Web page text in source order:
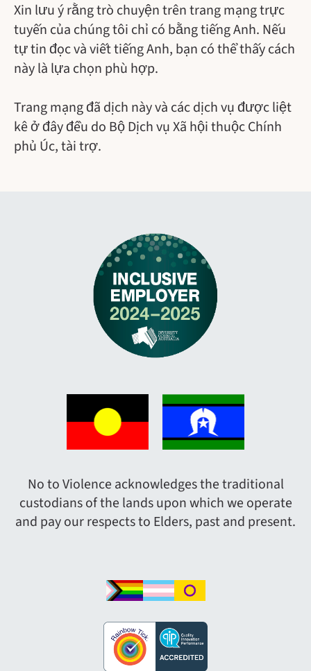
Xin lưu ý rằng trò chuyện trên trang mạng trực
tuyến của chúng tôi chỉ có bằng tiếng Anh. Nếu
tự tin đọc và viết tiếng Anh, bạn có thể thấy cách
này là lựa chọn phù hợp.
Trang mạng đã dịch này và các dịch vụ được liệt
kê ở đây đều do Bộ Dịch vụ Xã hội thuộc Chính
phủ Úc, tài trợ.
No to Violence acknowledges the traditional
custodians of the lands upon which we operate
and pay our respects to Elders, past and present.